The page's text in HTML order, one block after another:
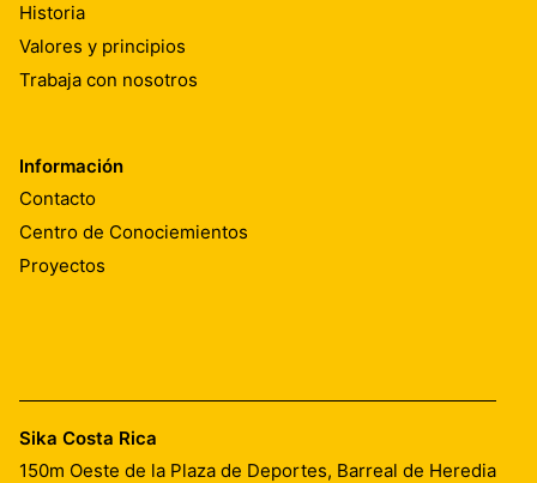
Historia
Valores y principios
Trabaja con nosotros
Información
Contacto
Centro de Conociemientos
Proyectos
Sika Costa Rica
150m Oeste de la Plaza de Deportes, Barreal de Heredia